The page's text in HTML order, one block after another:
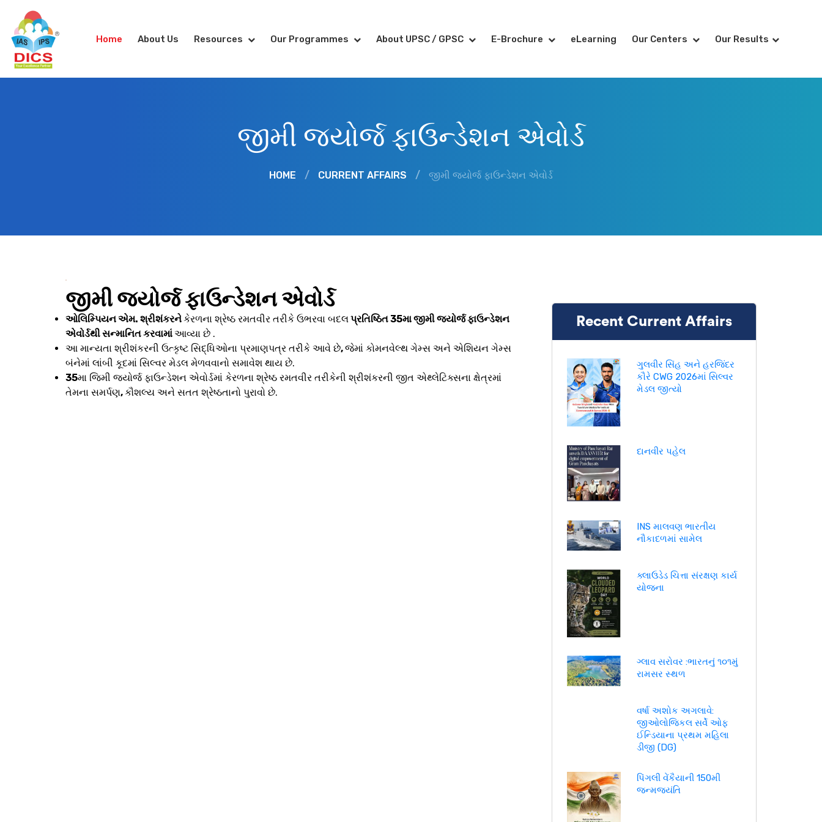
Home About Us Resources Our Programmes About UPSC / GPSC E-Brochure eLearning Our Centers Our Results
જીમી જ્યોર્જ ફાઉન્ડેશન એવોર્ડ
HOME / CURRENT AFFAIRS / જીમી જ્યોર્જ ફાઉન્ડેશન એવોર્ડ
જીમી જ્યોર્જ ફાઉન્ડેશન એવોર્ડ
ઓલિમ્પિયન એમ. શ્રીશંકરનેકેરળના શ્રેષ્ઠ રમતવીર તરીકે ઉભરવા બદલપ્રતિષ્ઠિત 35મા જીમી જ્યોર્જ ફાઉન્ડેશન
એવોર્ડથી સન્માનિત કરવામાંઆવ્યા છે .
આ માન્યતા શ્રીશંકરની ઉત્કૃષ્ટ સિદ્ધિઓના પ્રમાણપત્ર તરીકે આવે છે,જેમાં કોમનવેલ્થ ગેમ્સ અને એશિયન ગેમ્સ
બંનેમાં લાંબી કૂદમાં સિલ્વર મેડલ મેળવવાનો સમાવેશ થાય છે.
35મા જિમી જ્યોર્જ ફાઉન્ડેશન એવોર્ડમાં કેરળના શ્રેષ્ઠ રમતવીર તરીકેની શ્રીશંકરની જીત એથ્લેટિક્સના ક્ષેત્રમાં
તેમના સમર્પણ,કૌશલ્ય અને સતત શ્રેષ્ઠતાનો પુરાવો છે.
Recent Current Affairs
ગુલવીર સિંહ અને હરજિંદર
કૌરે CWG 2026માં સિલ્વર
મેડલ જીત્યો
દાનવીર પહેલ
INS માલવણ ભારતીય
નૌકાદળમાં સામેલ
ક્લાઉડેડ ચિત્તા સંરક્ષણ કાર્ય
યોજના
ગ્લાવ સરોવર :ભારતનું ૧૦૧મું
રામસર સ્થળ
વર્ષા અશોક અગલાવે:
જીઓલોજિકલ સર્વે ઓફ
ઈન્ડિયાના પ્રથમ મહિલા
ડીજી (DG)
પિંગલી વેંકૈયાની 150મી
જન્મજયંતિ